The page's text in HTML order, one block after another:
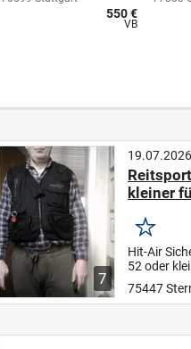
550 €
VB
7
19.07.2026
kleiner
Merken
Hit-Air
52 oder
75447